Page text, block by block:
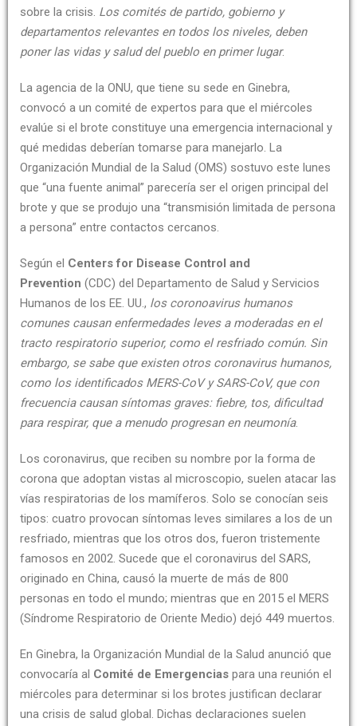
sobre la crisis. Los comités de partido, gobierno y
departamentos relevantes en todos los niveles, deben
poner las vidas y salud del pueblo en primer lugar.
La agencia de la ONU, que tiene su sede en Ginebra,
convocó a un comité de expertos para que el miércoles
evalúe si el brote constituye una emergencia internacional y
qué medidas deberían tomarse para manejarlo. La
Organización Mundial de la Salud (OMS) sostuvo este lunes
que “una fuente animal” parecería ser el origen principal del
brote y que se produjo una “transmisión limitada de persona
a persona” entre contactos cercanos.
Según el Centers for Disease Control and
Prevention (CDC) del Departamento de Salud y Servicios
Humanos de los EE. UU., los coronoavirus humanos
comunes causan enfermedades leves a moderadas en el
tracto respiratorio superior, como el resfriado común. Sin
embargo, se sabe que existen otros coronavirus humanos,
como los identificados MERS-CoV y SARS-CoV, que con
frecuencia causan síntomas graves: fiebre, tos, dificultad
para respirar, que a menudo progresan en neumonía.
Los coronavirus, que reciben su nombre por la forma de
corona que adoptan vistas al microscopio, suelen atacar las
vías respiratorias de los mamíferos. Solo se conocían seis
tipos: cuatro provocan síntomas leves similares a los de un
resfriado, mientras que los otros dos, fueron tristemente
famosos en 2002. Sucede que el coronavirus del SARS,
originado en China, causó la muerte de más de 800
personas en todo el mundo; mientras que en 2015 el MERS
(Síndrome Respiratorio de Oriente Medio) dejó 449 muertos.
En Ginebra, la Organización Mundial de la Salud anunció que
convocaría al Comité de Emergencias para una reunión el
miércoles para determinar si los brotes justifican declarar
una crisis de salud global. Dichas declaraciones suelen